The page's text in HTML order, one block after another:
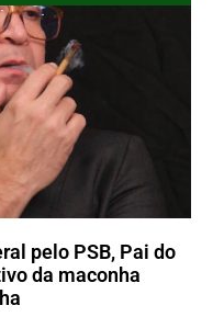
pelo PSB, Pai do
da maconha